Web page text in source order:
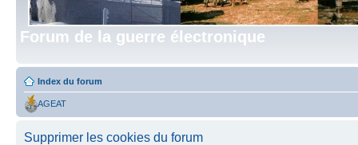
Forum de la guerre électronique
Index du forum
AGEAT
Supprimer les cookies du forum